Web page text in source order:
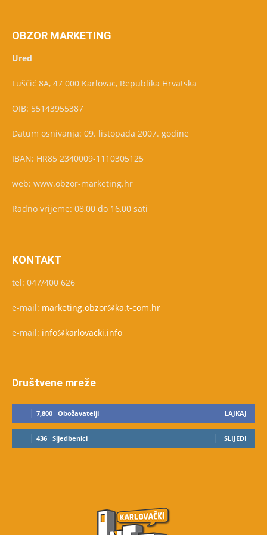
OBZOR MARKETING
Ured
Luščić 8A, 47 000 Karlovac, Republika Hrvatska
OIB: 55143955387
Datum osnivanja: 09. listopada 2007. godine
IBAN: HR85 2340009-1110305125
web: www.obzor-marketing.hr
Radno vrijeme: 08,00 do 16,00 sati
KONTAKT
tel: 047/400 626
e-mail: marketing.obzor@ka.t-com.hr
e-mail: info@karlovacki.info
Društvene mreže
7,800 Obožavatelji LAJKAJ
436 Sljedbenici SLIJEDI